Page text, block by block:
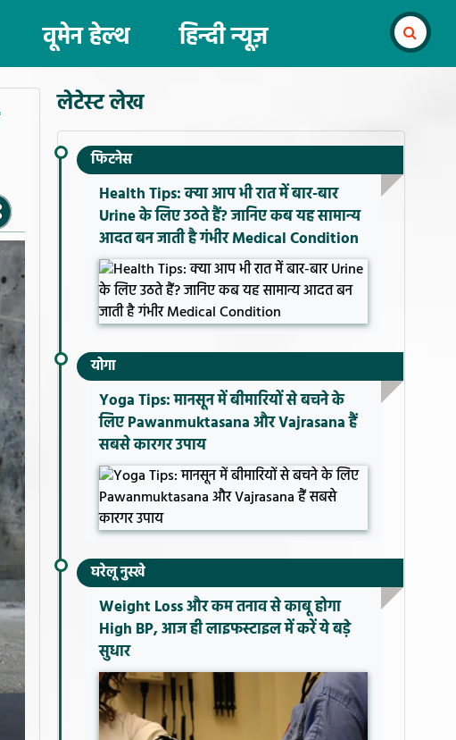
वूमेन हेल्थ हिन्दी न्यूज़
लेटेस्ट लेख
फिटनेस
Health Tips: क्या आप भी रात में बार-बार
Urine के लिए उठते हैं? जानिए कब यह सामान्य
आदत बन जाती है गंभीर Medical Condition
योगा
Yoga Tips: मानसून में बीमारियों से बचने के
लिए Pawanmuktasana और Vajrasana हैं
सबसे कारगर उपाय
घरेलू नुस्खे
Weight Loss और कम तनाव से काबू होगा
High BP, आज ही लाइफस्टाइल में करें ये बड़े
सुधार